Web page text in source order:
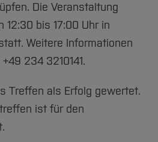
Die Veranstaltung
bis 17:00 Uhr in
Weitere Informationen
+49 234 3210141.
Treffen als Erfolg gewertet.
ist für den